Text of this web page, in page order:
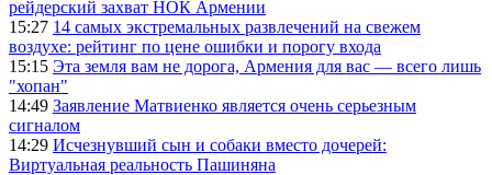
рейдерский захват НОК Армении
15:27 14 самых экстремальных развлечений на свежем
воздухе: рейтинг по цене ошибки и порогу входа
15:15 Эта земля вам не дорога, Армения для вас — всего лишь
"хопан"
14:49 Заявление Матвиенко является очень серьезным
сигналом
14:29 Исчезнувший сын и собаки вместо дочерей:
Виртуальная реальность Пашиняна